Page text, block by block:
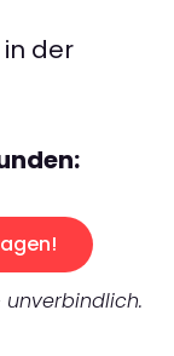
in der
unverbindlich.